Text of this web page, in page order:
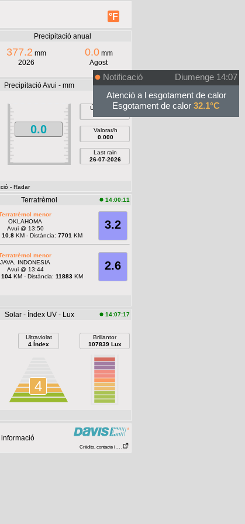
°F
Precipitació anual
377.2 mm
2026
0.0mm
Agost
Precipitació Avui - mm 14:07:17
0.0
Última hora
Valorar/h
0.000
Last rain
26-07-2026
- Radar
Terratrèmol 14:00:11
3.2
menor
OKLAHOMA
Avui @ 13:50
10.8KM - Distància: 7701 KM
2.6
menor
JAVA, INDONESIA
Avui @ 13:44
104KM - Distància: 11883KM
Solar - Índex UV - Lux 14:07:17
Ultraviolat
4 Índex
4
Brillantor
107839 Lux
Crèdits, contacte i . . .
Notificació
Diumenge 14:07
Atenció a l esgotament de calor
Esgotament de calor 32.1°C